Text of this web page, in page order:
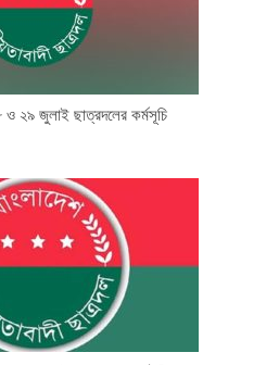
২৯ জুলাই ছাত্রদলের কর্মসূচি